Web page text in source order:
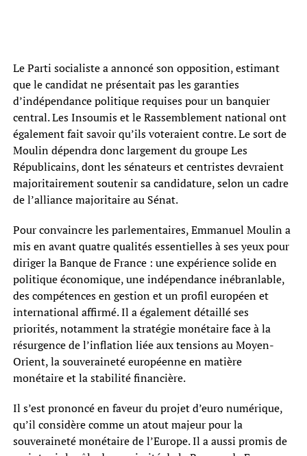
Le Parti socialiste a annoncé son opposition, estimant
que le candidat ne présentait pas les garanties
d’indépendance politique requises pour un banquier
central. Les Insoumis et le Rassemblement national ont
également fait savoir qu’ils voteraient contre. Le sort de
Moulin dépendra donc largement du groupe Les
Républicains, dont les sénateurs et centristes devraient
majoritairement soutenir sa candidature, selon un cadre
de l’alliance majoritaire au Sénat.
Pour convaincre les parlementaires, Emmanuel Moulin a
mis en avant quatre qualités essentielles à ses yeux pour
diriger la Banque de France : une expérience solide en
politique économique, une indépendance inébranlable,
des compétences en gestion et un profil européen et
international affirmé. Il a également détaillé ses
priorités, notamment la stratégie monétaire face à la
résurgence de l’inflation liée aux tensions au Moyen-
Orient, la souveraineté européenne en matière
monétaire et la stabilité financière.
Il s’est prononcé en faveur du projet d’euro numérique,
qu’il considère comme un atout majeur pour la
souveraineté monétaire de l’Europe. Il a aussi promis de